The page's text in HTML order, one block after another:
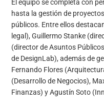
El equipo se completa con
hasta la gestión de
públicos. Entre ellos
legal), Guillermo Stanke
(director de Asuntos
de DesignLab), además de
Fernando Flores
(Desarrollo de Negocios),
Finanzas) y Agustín Soto